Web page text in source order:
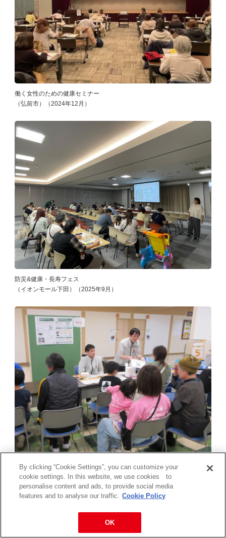
働く女性のための健康セミナー
（弘前市）（2024年12月）
防災&健康・長寿フェス
（イオンモール下田）（2025年9月）
令和7年度食育フェスティバル
（弘前市教育委員会）（2025年11月）
イベントや製品寄贈活動など
By clicking “Cookie Settings”, you can customize your
cookie settings. In this website, we use cookies to
personalise content and ads, to provide social media
features and to analyse our traffic. Cookie Policy
OK